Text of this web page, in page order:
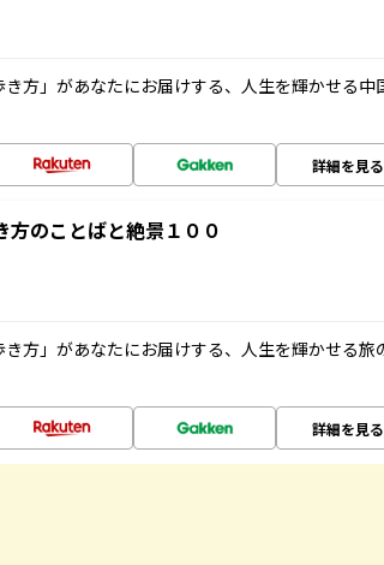
方」があなたにお届けする、人生を輝かせる中
詳細を見る
のことばと絶景１００
方」があなたにお届けする、人生を輝かせる旅
詳細を見る